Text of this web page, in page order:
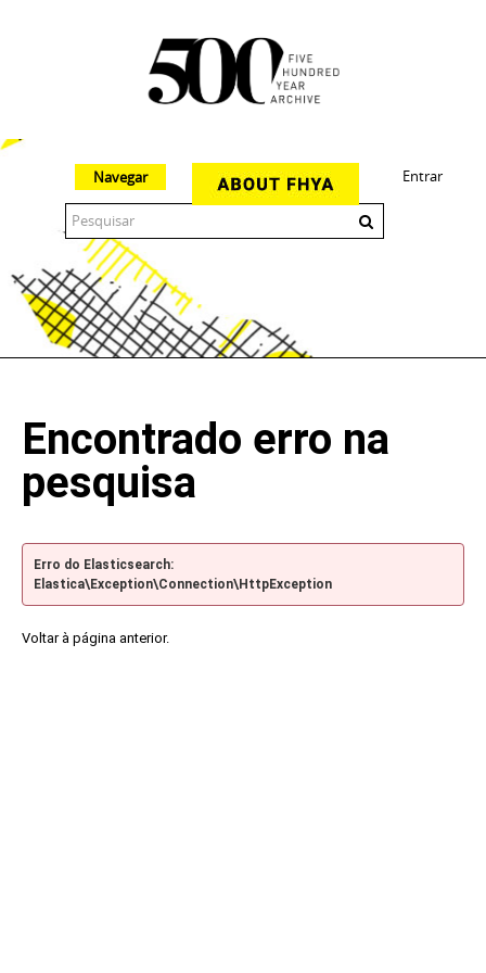
Entrar
Navegar
Encontrado erro na
pesquisa
Erro do Elasticsearch:
Elastica\Exception\Connection\HttpException
Voltar à página anterior.